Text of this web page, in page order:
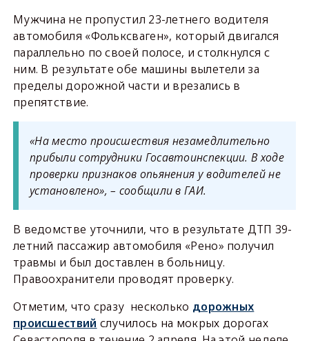
Мужчина не пропустил 23-летнего водителя
автомобиля «Фольксваген», который двигался
параллельно по своей полосе, и столкнулся с
ним. В результате обе машины вылетели за
пределы дорожной части и врезались в
препятствие.
«На место происшествия незамедлительно
прибыли сотрудники Госавтоинспекции. В ходе
проверки признаков опьянения у водителей не
установлено», – сообщили в ГАИ.
В ведомстве уточнили, что в результате ДТП 39-
летний пассажир автомобиля «Рено» получил
травмы и был доставлен в больницу.
Правоохранители проводят проверку.
Отметим, что сразу несколько дорожных
происшествий случилось на мокрых дорогах